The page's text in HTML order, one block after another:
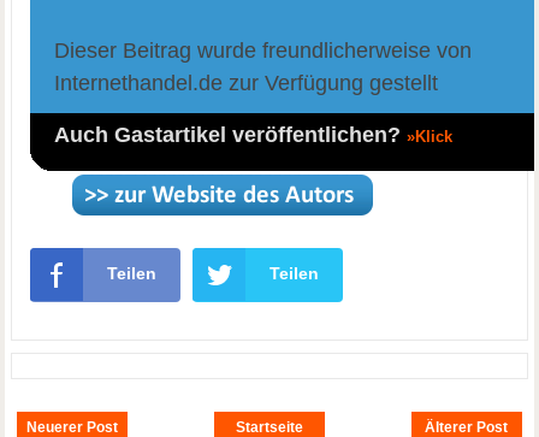
Dieser Beitrag wurde freundlicherweise von
Internethandel.de zur Verfügung gestellt
Auch Gastartikel veröffentlichen?»Klick
Teilen Teilen
Neuerer Post Älterer Post
Startseite